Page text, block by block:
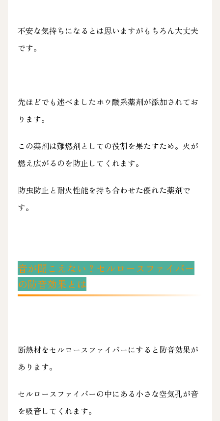
不安な気持ちになるとは思いますがもちろん大丈夫
です。
先ほどでも述べましたホウ酸系薬剤が添加されてお
ります。
この薬剤は難燃剤としての役割を果たすため。火が
燃え広がるのを防止してくれます。
防虫防止と耐火性能を持ち合わせた優れた薬剤で
す。
音が聞こえない？セルロースファイバー
の防音効果とは
断熱材をセルロースファイバーにすると防音効果が
あります。
セルロースファイバーの中にある小さな空気孔が音
を吸音してくれます。